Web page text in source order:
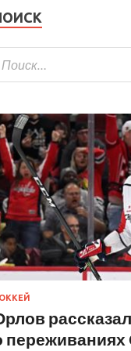
рассказал
переживаниях